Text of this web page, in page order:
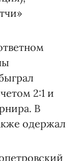
2:1 и
В
одержал